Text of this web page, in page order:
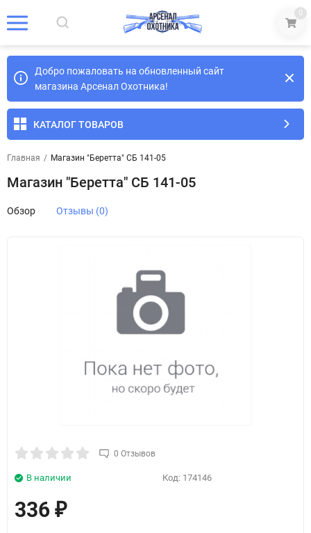
0
Добро пожаловать на обновленный сайт
магазина Арсенал Охотника!
КАТАЛОГ ТОВАРОВ
Главная / Магазин "Беретта" СБ 141-05
Магазин "Беретта" СБ 141-05
Обзор Отзывы (0)
0 Отзывов
Код: 174146
В наличии
336 ₽